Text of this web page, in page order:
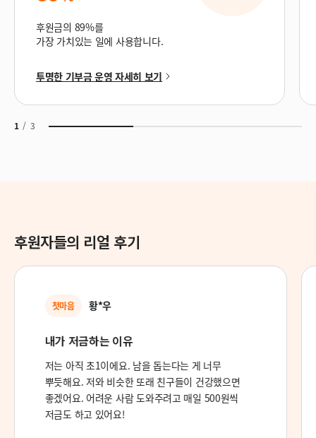
후원금의 89%를
가장 가치있는 일에 사용합니다.
투명한 기부금 운영 자세히 보기
1/ 3
후원자들의 리얼 후기
후원의 기쁨 ***
새로운 육아의 시작
육아를 한 지도 까마득한데, 3살 아들을 새로이
만나서 너무 좋아요. 앞으로 이 아이가 어떻게
자라갈지 기대하며 기도하겠습니다!